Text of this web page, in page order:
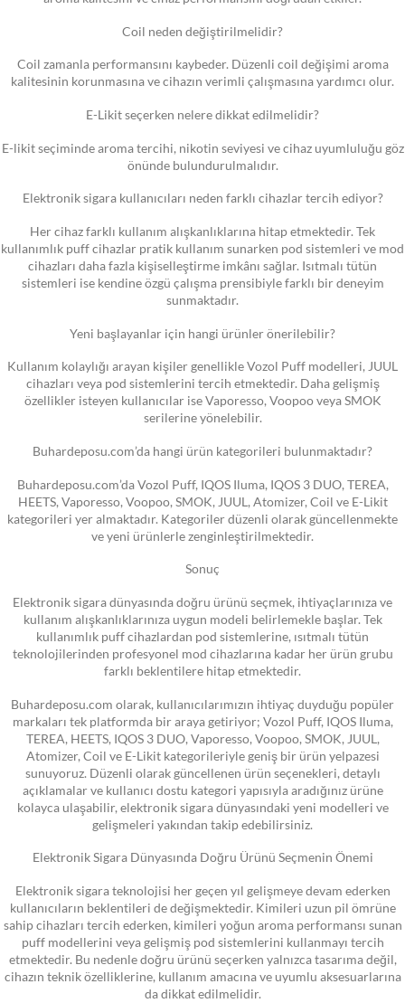
Coil neden değiştirilmelidir?
Coil zamanla performansını kaybeder. Düzenli coil değişimi aroma
kalitesinin korunmasına ve cihazın verimli çalışmasına yardımcı olur.
E-Likit seçerken nelere dikkat edilmelidir?
E-likit seçiminde aroma tercihi, nikotin seviyesi ve cihaz uyumluluğu göz
önünde bulundurulmalıdır.
Elektronik sigara kullanıcıları neden farklı cihazlar tercih ediyor?
Her cihaz farklı kullanım alışkanlıklarına hitap etmektedir. Tek
kullanımlık puff cihazlar pratik kullanım sunarken pod sistemleri ve mod
cihazları daha fazla kişiselleştirme imkânı sağlar. Isıtmalı tütün
sistemleri ise kendine özgü çalışma prensibiyle farklı bir deneyim
sunmaktadır.
Yeni başlayanlar için hangi ürünler önerilebilir?
Kullanım kolaylığı arayan kişiler genellikle Vozol Puff modelleri, JUUL
cihazları veya pod sistemlerini tercih etmektedir. Daha gelişmiş
özellikler isteyen kullanıcılar ise Vaporesso, Voopoo veya SMOK
serilerine yönelebilir.
Buhardeposu.com’da hangi ürün kategorileri bulunmaktadır?
Buhardeposu.com’da Vozol Puff, IQOS Iluma, IQOS 3 DUO, TEREA,
HEETS, Vaporesso, Voopoo, SMOK, JUUL, Atomizer, Coil ve E-Likit
kategorileri yer almaktadır. Kategoriler düzenli olarak güncellenmekte
ve yeni ürünlerle zenginleştirilmektedir.
Sonuç
Elektronik sigara dünyasında doğru ürünü seçmek, ihtiyaçlarınıza ve
kullanım alışkanlıklarınıza uygun modeli belirlemekle başlar. Tek
kullanımlık puff cihazlardan pod sistemlerine, ısıtmalı tütün
teknolojilerinden profesyonel mod cihazlarına kadar her ürün grubu
farklı beklentilere hitap etmektedir.
Buhardeposu.com olarak, kullanıcılarımızın ihtiyaç duyduğu popüler
markaları tek platformda bir araya getiriyor; Vozol Puff, IQOS Iluma,
TEREA, HEETS, IQOS 3 DUO, Vaporesso, Voopoo, SMOK, JUUL,
Atomizer, Coil ve E-Likit kategorileriyle geniş bir ürün yelpazesi
sunuyoruz. Düzenli olarak güncellenen ürün seçenekleri, detaylı
açıklamalar ve kullanıcı dostu kategori yapısıyla aradığınız ürüne
kolayca ulaşabilir, elektronik sigara dünyasındaki yeni modelleri ve
gelişmeleri yakından takip edebilirsiniz.
Elektronik Sigara Dünyasında Doğru Ürünü Seçmenin Önemi
Elektronik sigara teknolojisi her geçen yıl gelişmeye devam ederken
kullanıcıların beklentileri de değişmektedir. Kimileri uzun pil ömrüne
sahip cihazları tercih ederken, kimileri yoğun aroma performansı sunan
puff modellerini veya gelişmiş pod sistemlerini kullanmayı tercih
etmektedir. Bu nedenle doğru ürünü seçerken yalnızca tasarıma değil,
cihazın teknik özelliklerine, kullanım amacına ve uyumlu aksesuarlarına
da dikkat edilmelidir.